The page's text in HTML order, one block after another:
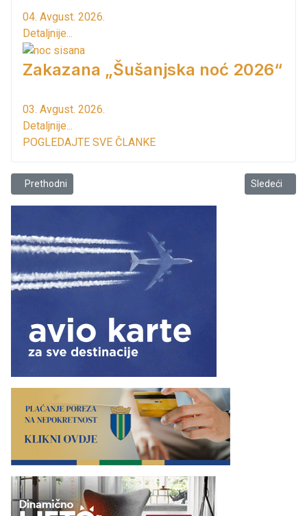
04. Avgust. 2026.
Detaljnije...
Zakazana „Šušanjska noć 2026“
03. Avgust. 2026.
Detaljnije...
POGLEDAJTE SVE ČLANKE
Prethodni članak: Mjesec vakufske masline 2019
Prethodni Sledeći
Sledeći